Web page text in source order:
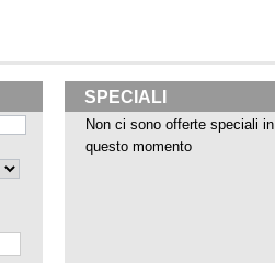
SPECIALI
Non ci sono offerte speciali in
questo momento